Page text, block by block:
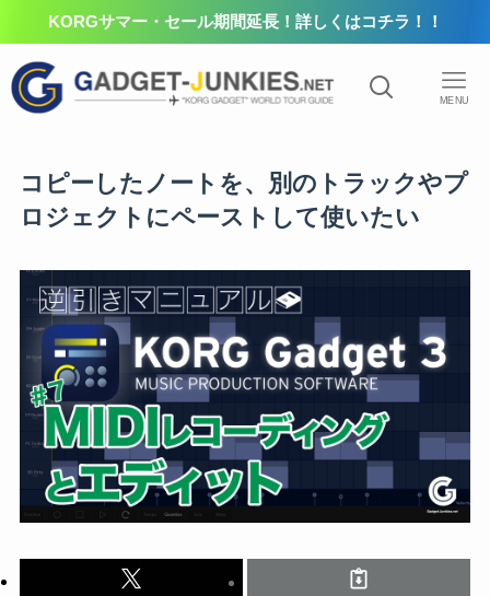
KORGサマー・セール期間延長！詳しくはコチラ！！
MENU
コピーしたノートを、別のトラックやプ
ロジェクトにペーストして使いたい